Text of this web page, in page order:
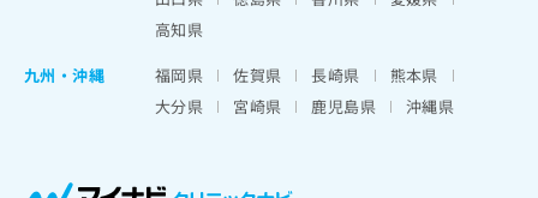
高知県
九州・沖縄
福岡県 佐賀県 長崎県
熊本県
大分県
宮崎県 鹿児島県 沖縄県